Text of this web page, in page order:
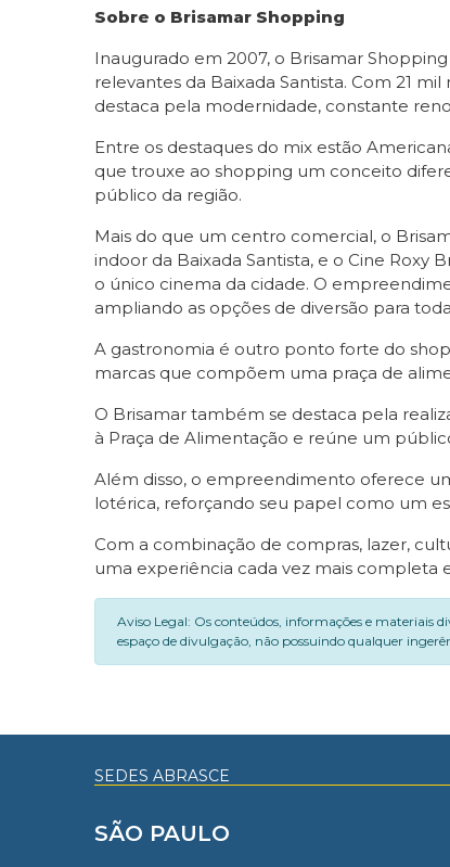
Sobre o Brisamar Shopping
Inaugurado em 2007, o Brisamar
relevantes da Baixada Santista. Com 21
destaca pela modernidade, constante
Entre os destaques do mix estão
que trouxe ao shopping um conceito
público da região.
Mais do que um centro comercial, o
indoor da Baixada Santista, e o Cine
o único cinema da cidade. O
ampliando as opções de diversão para
A gastronomia é outro ponto forte do
marcas que compõem uma praça de
O Brisamar também se destaca pela
à Praça de Alimentação e reúne um
Além disso, o empreendimento oferece
lotérica, reforçando seu papel como um
Com a combinação de compras, lazer,
uma experiência cada vez mais completa
Aviso Legal: Os conteúdos, informações e materiais
espaço de divulgação, não possuindo qualquer
SEDES ABRASCE
SÃO PAULO